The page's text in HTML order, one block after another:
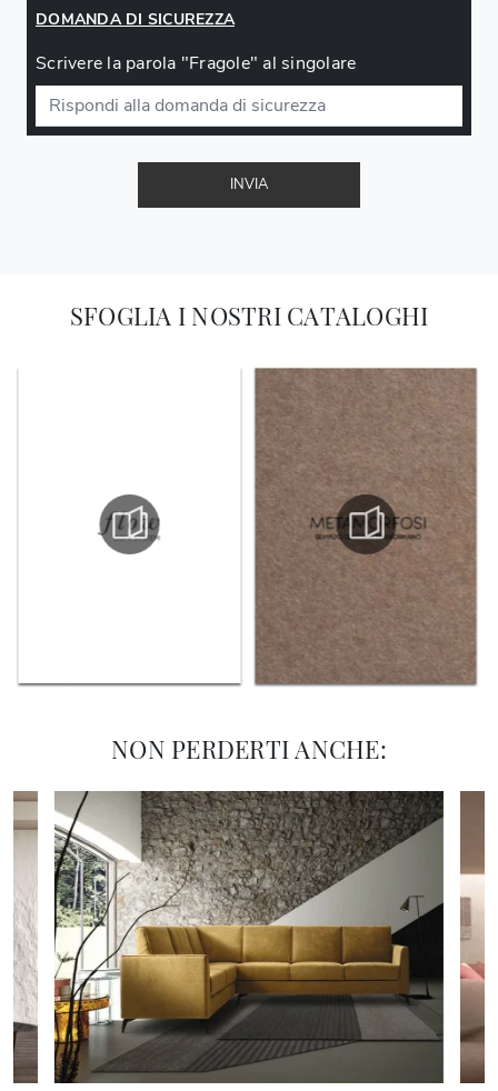
SFOGLIA I NOSTRI CATALOGHI
DOMANDA DI SICUREZZA
Scrivere la parola "Fragole" al singolare
INVIA
NON PERDERTI ANCHE: